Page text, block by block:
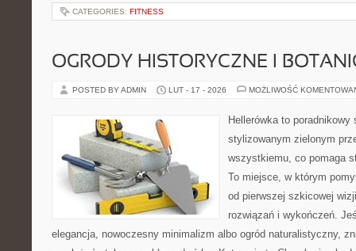
CATEGORIES: FITNESS
OGRODY HISTORYCZNE I
POSTED BY ADMIN LUT - 17 - 2026 MOŻLIWOŚĆ
Hellerówka to poradnikowy
stylizowanym zielonym
wszystkiemu, co pomaga
To miejsce, w którym
od pierwszej szkicowej
rozwiązań i wykończeń.
elegancja, nowoczesny minimalizm albo ogród naturalistyczny,